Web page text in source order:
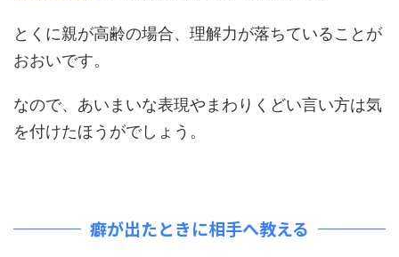
とくに親が高齢の場合、理解力が落ちていることが
おおいです。
なので、あいまいな表現やまわりくどい言い方は気
を付けたほうがでしょう。
癖が出たときに相手へ教える